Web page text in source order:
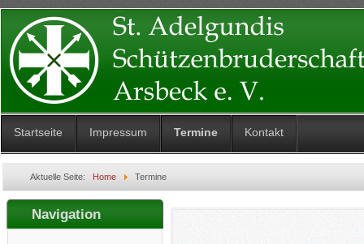
Startseite Impressum Termine Kontakt
Aktuelle Seite: Home Termine
Navigation